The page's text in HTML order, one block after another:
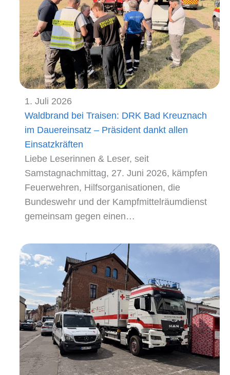
1. Juli 2026
Waldbrand bei Traisen: DRK Bad Kreuznach
im Dauereinsatz – Präsident dankt allen
Einsatzkräften
Liebe Leserinnen & Leser, seit
Samstagnachmittag, 27. Juni 2026, kämpfen
Feuerwehren, Hilfsorganisationen, die
Bundeswehr und der Kampfmittelräumdienst
gemeinsam gegen einen…